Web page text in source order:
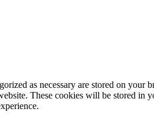
as necessary are stored on your
These cookies will be stored in